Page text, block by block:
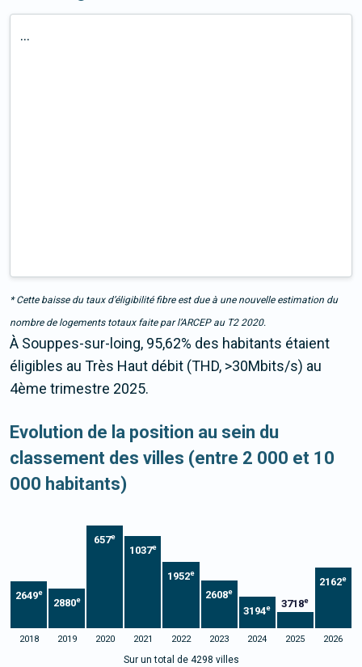
...
* Cette baisse du taux d’éligibilité fibre est due à une nouvelle estimation du
nombre de logements totaux faite par l’ARCEP au T2 2020.
À Souppes-sur-loing, 95,62% des habitants étaient
éligibles au Très Haut débit (THD, >30Mbits/s) au
4ème trimestre 2025.
Evolution de la position au sein du
classement des villes (entre 2 000 et 10
000 habitants)
2649e
2880e
657e
1037e
1952e
2608e
3194e 3718e
2162e
2018 2019 2020 2021 2022 2023 2024 2025 2026
Sur un total de 4298 villes